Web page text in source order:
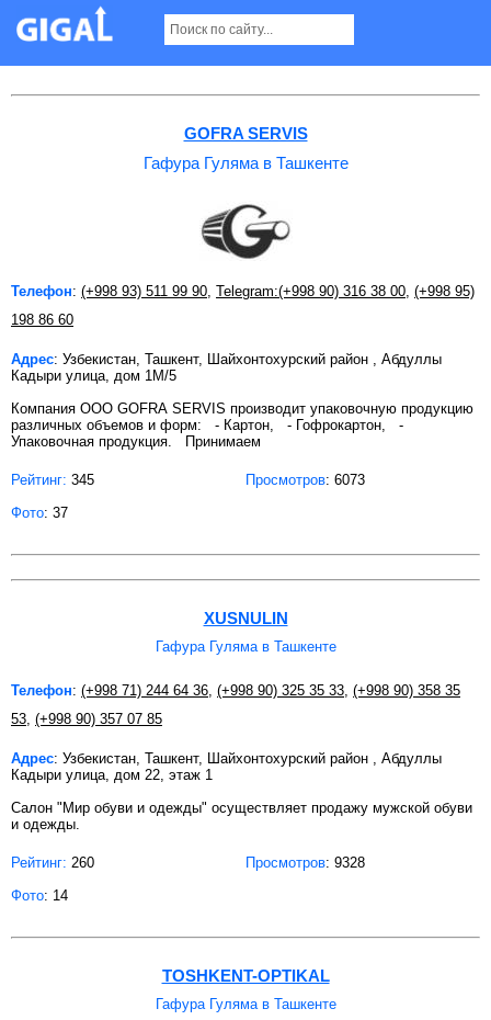
Гафура Гуляма в Ташкенте
GOFRA SERVIS
Гафура Гуляма в Ташкенте
Телефон: (+998 93) 511 99 90 Telegram:(+998 90) 316 38 00 (+998 95)
198 86 60
Адрес: Узбекистан, Ташкент, Шайхонтохурский район , Абдуллы
Кадыри улица, дом 1М/5
Компания OOO GOFRA SERVIS производит упаковочную продукцию
различных объемов и форм: - Картон, - Гофрокартон, -
Упаковочная продукция. Принимаем
Рейтинг: 345 Просмотров: 6073
Фото: 37
XUSNULIN
Гафура Гуляма в Ташкенте
Телефон: (+998 71) 244 64 36, (+998 90) 325 35 33, (+998 90) 358 35
53, (+998 90) 357 07 85
Адрес: Узбекистан, Ташкент, Шайхонтохурский район , Абдуллы
Кадыри улица, дом 22, этаж 1
Салон "Мир обуви и одежды" осуществляет продажу мужской обуви
и одежды.
Рейтинг: 260 Просмотров: 9328
Фото: 14
TOSHKENT-OPTIKAL
Гафура Гуляма в Ташкенте